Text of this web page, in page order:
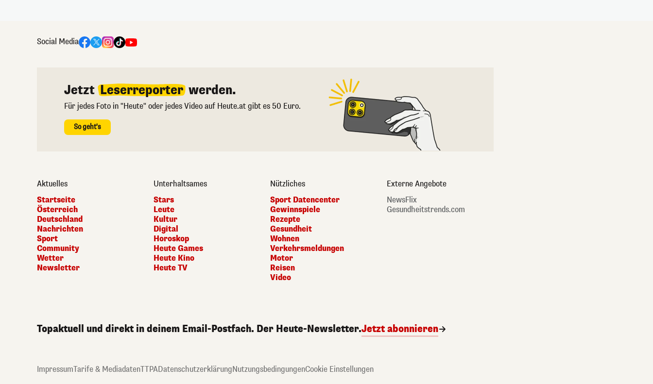
Social Media
Jetzt Leserreporter werden.
Für jedes Foto in "Heute" oder jedes Video auf Heute.at gibt es 50 Euro.
So geht's
Aktuelles
Startseite
Österreich
Deutschland
Nachrichten
Sport
Community
Wetter
Newsletter
Unterhaltsames
Stars
Leute
Kultur
Digital
Horoskop
Heute Games
Heute Kino
Heute TV
Nützliches
Sport Datencenter
Gewinnspiele
Rezepte
Gesundheit
Wohnen
Verkehrsmeldungen
Motor
Reisen
Video
Externe Angebote
NewsFlix
Gesundheitstrends.com
Topaktuell und direkt in deinem Email-Postfach. Der Heute-Newsletter.Jetzt abonnieren
ImpressumTarife & MediadatenTTPADatenschutzerklärungNutzungsbedingungenCookie Einstellungen